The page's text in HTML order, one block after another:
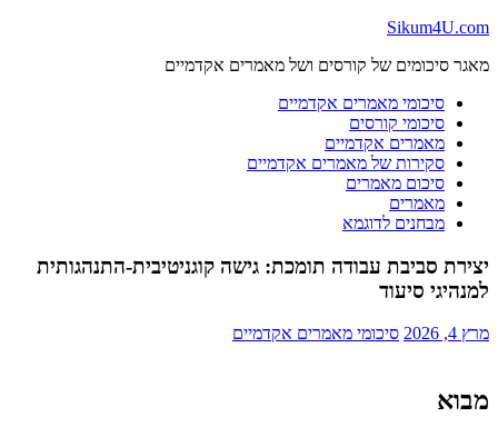
Skip
content
Sikum4U.com
מאגר סיכומים של קורסים ושל מאמרים אקדמיים
סיכומי מאמרים אקדמיים
סיכומי קורסים
מאמרים אקדמיים
סקירות של מאמרים אקדמיים
סיכום מאמרים
מאמרים
מבחנים לדוגמא
יצירת סביבת עבודה תומכת: גישה קוגניטיבית-התנהגותית
למנהיגי סיעוד
מרץ 4, 2026 סיכומי מאמרים אקדמיים
מבוא